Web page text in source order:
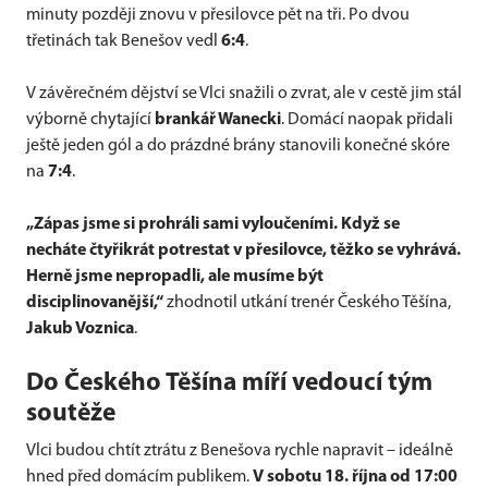
minuty později znovu v přesilovce pět na tři. Po dvou
třetinách tak Benešov vedl 6:4.
V závěrečném dějství se Vlci snažili o zvrat, ale v cestě jim stál
výborně chytající brankář Wanecki. Domácí naopak přidali
ještě jeden gól a do prázdné brány stanovili konečné skóre
na 7:4.
„Zápas jsme si prohráli sami vyloučeními. Když se
necháte čtyřikrát potrestat v přesilovce, těžko se vyhrává.
Herně jsme nepropadli, ale musíme být
disciplinovanější,“zhodnotil utkání trenér Českého Těšína,
Jakub Voznica.
Do Českého Těšína míří vedoucí tým
soutěže
Vlci budou chtít ztrátu z Benešova rychle napravit – ideálně
hned před domácím publikem.V sobotu 18. října od 17:00